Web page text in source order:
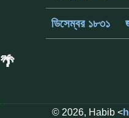
ডিসেম্বর ১৮৩১
🌴
© 2026, Habib <